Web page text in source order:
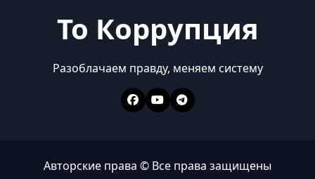
То Коррупция
Разоблачаем правду, меняем систему
Авторские права © Все права защищены